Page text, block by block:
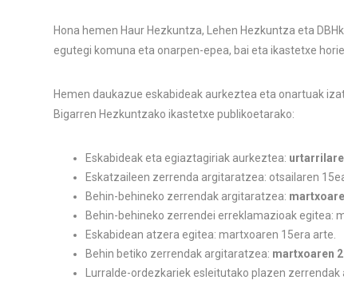
Hona hemen Haur Hezkuntza, Lehen Hezkuntza eta
egutegi komuna eta onarpen-epea, bai eta ikastetxe
Hemen daukazue eskabideak aurkeztea eta onartuak
Bigarren Hezkuntzako ikastetxe publikoetarako:
Eskabideak eta egiaztagiriak aurkeztea:
Eskatzaileen zerrenda argitaratzea: otsailaren
Behin-behineko zerrendak argitaratzea:
Behin-behineko zerrendei erreklamazioak egitea:
Eskabidean atzera egitea: martxoaren 15era arte.
Behin betiko zerrendak argitaratzea: martxoaren
Lurralde-ordezkariek esleitutako plazen